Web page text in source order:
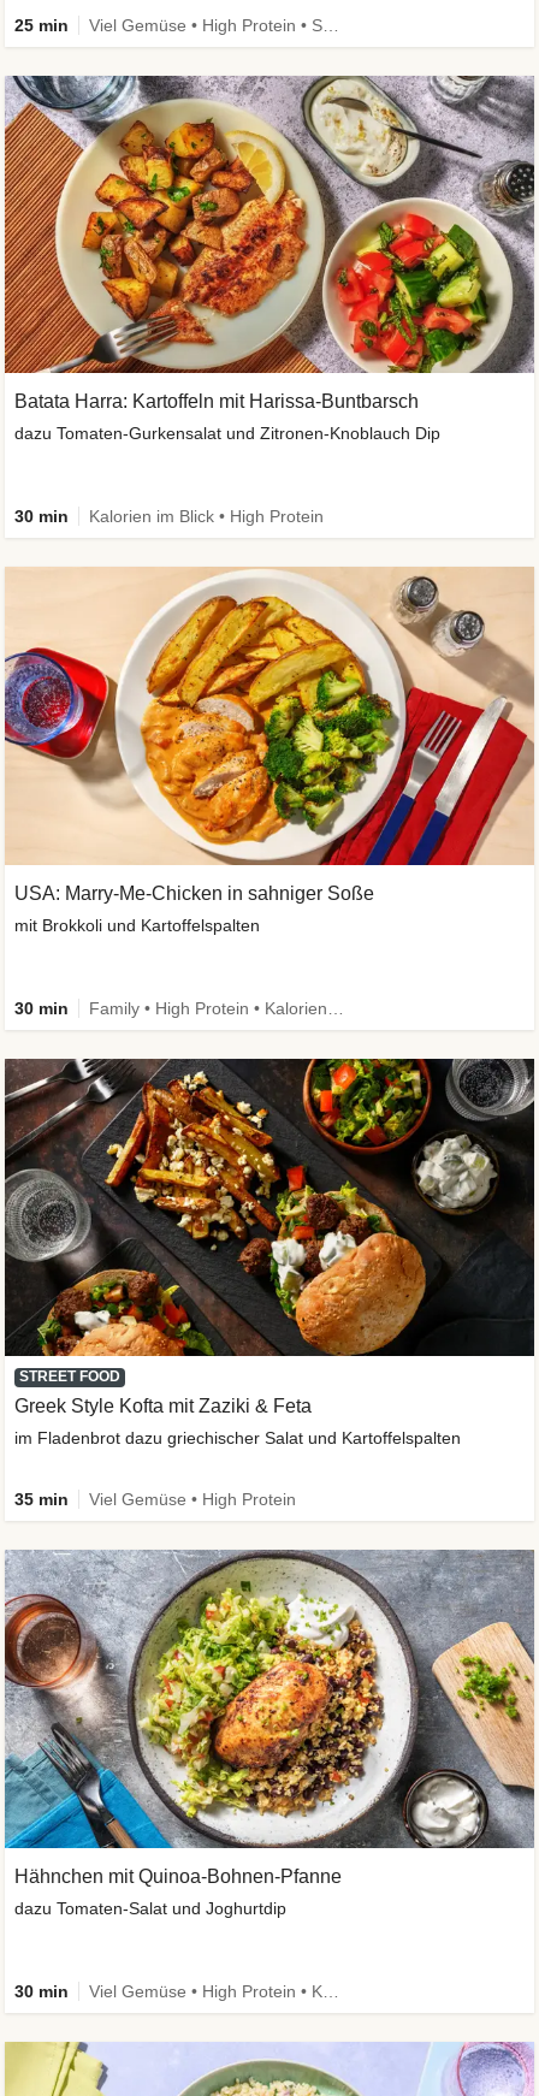
25 min
Batata Harra: Kartoffeln mit Harissa-Buntbarsch
dazu Tomaten-Gurkensalat und Zitronen-Knoblauch Dip
30 min Kalorien im Blick • High Protein
USA: Marry-Me-Chicken in sahniger Soße
mit Brokkoli und Kartoffelspalten
30 min
STREET FOOD
Greek Style Kofta mit Zaziki & Feta
im Fladenbrot dazu griechischer Salat und Kartoffelspalten
35 min Viel Gemüse • High Protein
Hähnchen mit Quinoa-Bohnen-Pfanne
dazu Tomaten-Salat und Joghurtdip
30 min